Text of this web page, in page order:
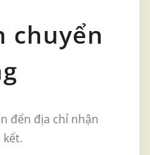
chuyển
đến địa chỉ nhận